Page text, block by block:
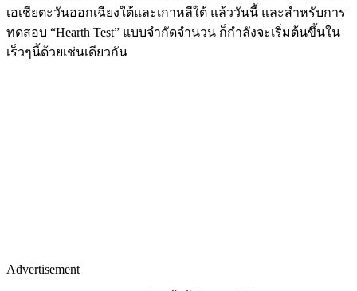
เอเชียตะวันออกเฉียงใต้และเกาหลีใต้ แล้ววันนี้ และสำหรับการ
ทดสอบ “Hearth Test” แบบจำกัดจำนวน ก็กำลังจะเริ่มต้นขึ้นใน
เร็วๆนี้ด้วยเช่นเดียวกัน
Advertisement